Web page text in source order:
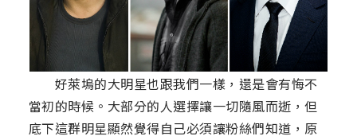
好萊塢的大明星也跟我們一樣，還是會有悔不
當初的時候。大部分的人選擇讓一切隨風而逝，但
底下這群明星顯然覺得自己必須讓粉絲們知道，原